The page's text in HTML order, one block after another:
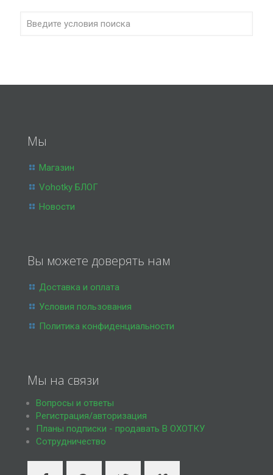
Мы
Магазин
Vohotky БЛОГ
Новости
Вы можете доверять нам
Доставка и оплата
Условия пользования
Политика конфиденциальности
Мы на связи
Вопросы и ответы
Регистрация/авторизация
Планы подписки - продавать В ОХОТКУ
Сотрудничество